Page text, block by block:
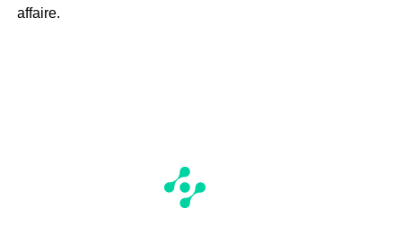
affaire.